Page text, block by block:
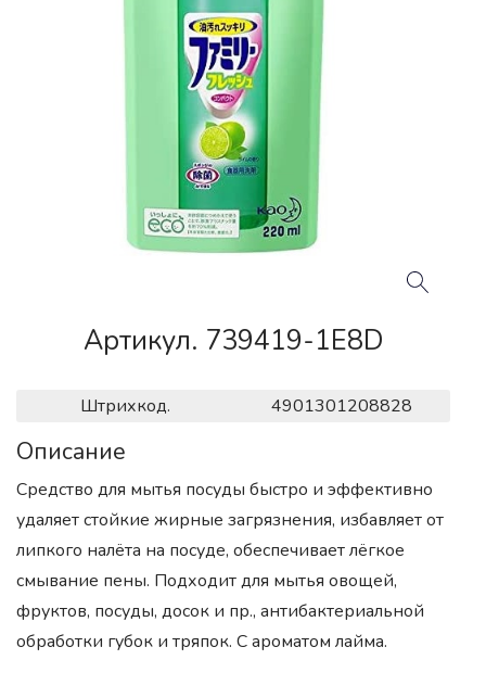
Артикул. 739419-1E8D
Штрихкод. 4901301208828
Описание
Средство для мытья посуды быстро и эффективно
удаляет стойкие жирные загрязнения, избавляет от
липкого налёта на посуде, обеспечивает лёгкое
смывание пены. Подходит для мытья овощей,
фруктов, посуды, досок и пр., антибактериальной
обработки губок и тряпок. С ароматом лайма.